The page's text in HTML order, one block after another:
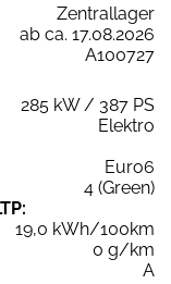
Zentrallager
ab ca. 17.08.2026
A100727
285 kW / 387 PS
Elektro
Euro6
4 (Green)
19,0 kWh/100km
0 g/km
A